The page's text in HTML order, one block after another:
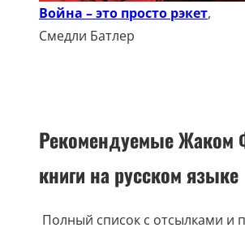
Война – это просто рэкет,
Смедли Батлер
Рекомендуемые Жаком
книги на русском языке
Полный список с отсылками и